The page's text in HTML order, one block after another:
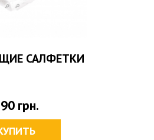
САЛФЕТКИ
грн.